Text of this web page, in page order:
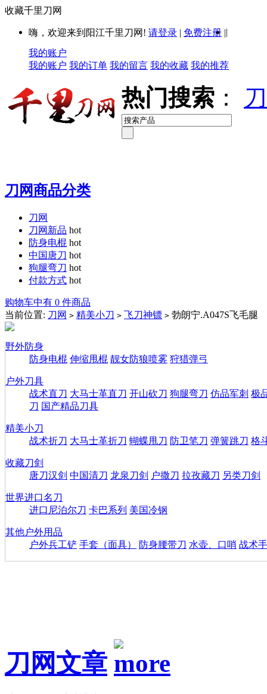
收藏千里刀网
嗨，欢迎来到阳江千里刀网! 请登录 | 免费注册 ||
我的账户
我的账户 我的订单 我的留言 我的收藏 我的推荐
热门搜索 ：
刀网商品分类
刀网
刀网新品 hot
防身电棍 hot
中国唐刀 hot
狗腿弯刀 hot
付款方式 hot
购物车中有 0 件商品
当前位置: 刀网 > 精美小刀 > 飞刀神镖 > 勃朗宁.A047S飞毛腿
野外防身
防身电棍 伸缩甩棍 靓女防狼喷雾 狩猎弹弓
户外刀具
战术直刀 大马士革直刀 开山砍刀 狗腿弯刀 仿品军刺 极
刀 国产精品刀具
精美小刀
战术折刀 大马士革折刀 蝴蝶甩刀 防卫笔刀 弹簧跳刀 格
收藏刀剑
唐刀汉剑 中国清刀 龙泉刀剑 户撒刀 拉孜藏刀 另类刀剑
世界进口名刀
进口尼泊尔刀 卡巴系列 美国冷钢
其他户外用品
户外兵工铲 手套（面具） 防身腰带刀 水壶、口哨 战术
刀网文章